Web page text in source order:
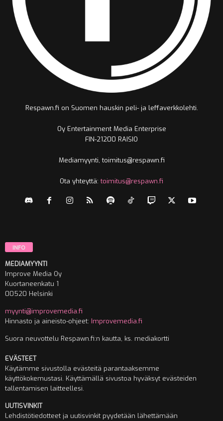
Respawn.fi on Suomen hauskin peli- ja leffaverkkolehti.
Oy Entertainment Media Enterprise
FIN-21200 RAISIO
Mediamyynti, toimitus@respawn.fi
Ota yhteyttä:toimitus@respawn.fi
INFO
MEDIAMYYNTI
Improve Media Oy
Kuortaneenkatu 1
00520 Helsinki
myynti@improvemedia.fi
Hinnasto ja aineisto-ohjeet: Improvemedia.fi
Suora neuvottelu Respawn.fi:n kautta, ks. mediakortti
EVÄSTEET
Käytämme sivustolla evästeitä parantaaksemme
käyttökokemustasi. Käyttämällä sivustoa hyväksyt evästeiden
tallentamisen laitteellesi.
UUTISVINKIT
Lehdistötiedotteet ja uutisvinkit pyydetään lähettämään